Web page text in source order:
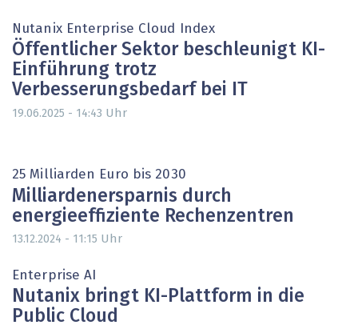
Nutanix Enterprise Cloud Index
Öffentlicher Sektor beschleunigt KI-
Einführung trotz
Verbesserungsbedarf bei IT
19.06.2025 - 14:43 Uhr
25 Milliarden Euro bis 2030
Milliardenersparnis durch
energieeffiziente Rechenzentren
13.12.2024 - 11:15 Uhr
Enterprise AI
Nutanix bringt KI-Plattform in die
Public Cloud